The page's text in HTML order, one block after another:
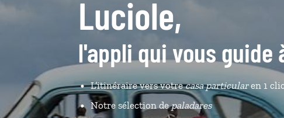
Luciole,
l'appli qui vous guide
L’itinéraire vers votrecasa particularen 1 clic
Notre sélection depaladares